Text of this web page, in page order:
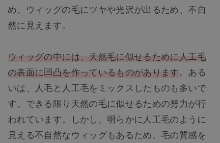
め、ウィッグの毛にツヤや光沢が出るため、不自
然に見えます。
ウィッグの中には、天然毛に似せるために人工毛
の表面に凹凸を作っているものがあります。ある
いは、人毛と人工毛をミックスしたものも多いで
す。できる限り天然の毛に似せるための努力が行
われています。しかし、明らかに人工毛のように
見える不自然なウィッグもあるため、毛の質感を